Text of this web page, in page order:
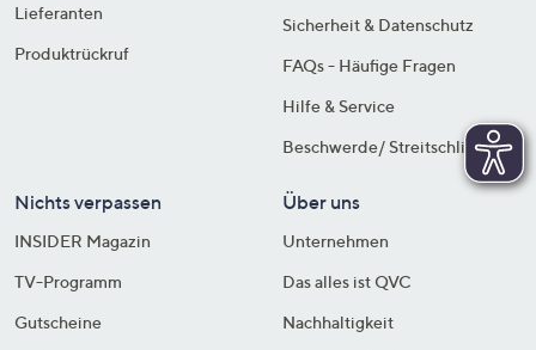
Lieferanten
Produktrückruf
Sicherheit & Datenschutz
FAQs - Häufige Fragen
Hilfe & Service
Beschwerde/ Streitschlichtung
Nichts verpassen
INSIDER Magazin
TV-Programm
Gutscheine
Über uns
Unternehmen
Das alles ist QVC
Nachhaltigkeit